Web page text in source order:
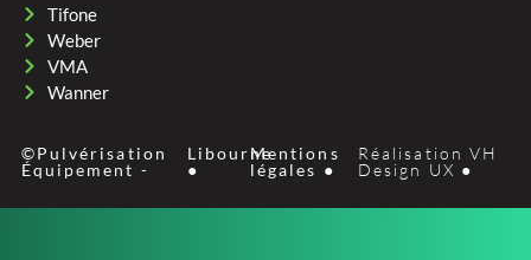
Tifone
Weber
VMA
Wanner
©Pulvérisation
Équipement -
Libourne
●
Mentions
légales ●
Réalisation VH
Design UX ●